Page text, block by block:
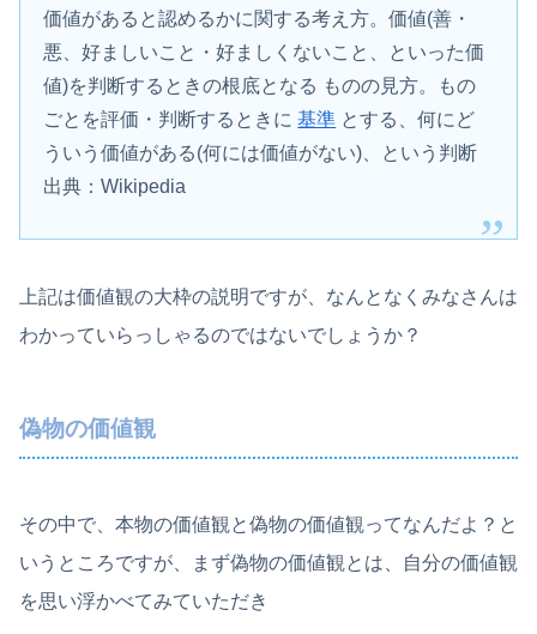
価値があると認めるかに関する考え方。価値(善・
悪、好ましいこと・好ましくないこと、といった価
値)を判断するときの根底となる ものの見方。もの
ごとを評価・判断するときに基準 とする、何にど
ういう価値がある(何には価値がない)、という判断
出典：Wikipedia
上記は価値観の大枠の説明ですが、なんとなくみなさんは
わかっていらっしゃるのではないでしょうか？
偽物の価値観
その中で、本物の価値観と偽物の価値観ってなんだよ？と
いうところですが、まず偽物の価値観とは、自分の価値観
を思い浮かべてみていただき